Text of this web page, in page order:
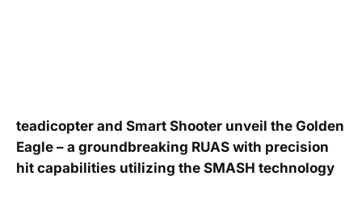
teadicopter and Smart Shooter unveil the Golden
Eagle – a groundbreaking RUAS with precision
hit capabilities utilizing the SMASH technology